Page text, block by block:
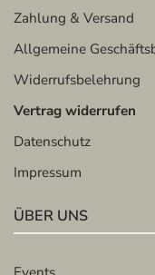
Zahlung & Versand
Allgemeine
Widerrufsbelehrung
Vertrag widerrufen
Datenschutz
Impressum
ÜBER UNS